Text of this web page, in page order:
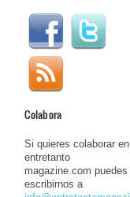
Colabora
Si quieres colaborar en
entretanto
magazine.com puedes
escribirnos a